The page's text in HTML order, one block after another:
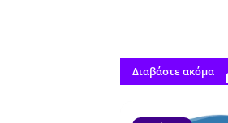
Διαβάστε ακόμα